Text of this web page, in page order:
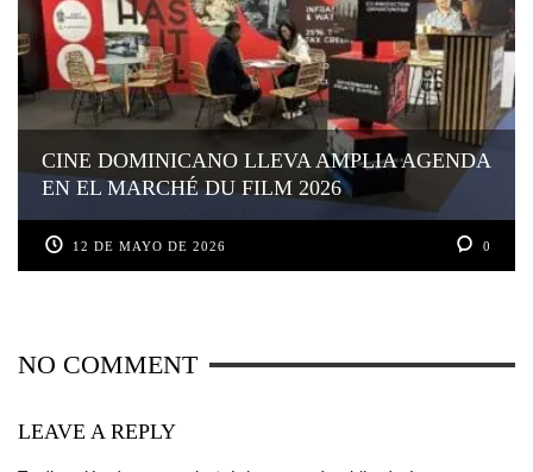
CINE DOMINICANO LLEVA AMPLIA AGENDA
EN EL MARCHÉ DU FILM 2026
12 DE MAYO DE 2026 0
NO COMMENT
LEAVE A REPLY